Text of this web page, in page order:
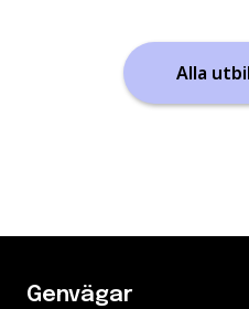
Alla
Genvägar